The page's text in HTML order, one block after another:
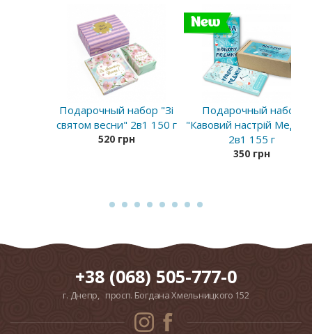
Подарочный набор "Зі
святом весни" 2в1 150 г
520 грн
New
Подарочный набор
"Кавовий настрій
2в1 155 г
350 грн
+38 (068) 505-777-0
г. Днепр, просп. Богдана Хмельницкого 152